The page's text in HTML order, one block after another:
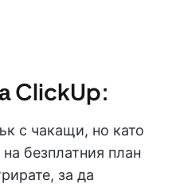
ClickUp:
с чакащи, но като
безплатния план
за да